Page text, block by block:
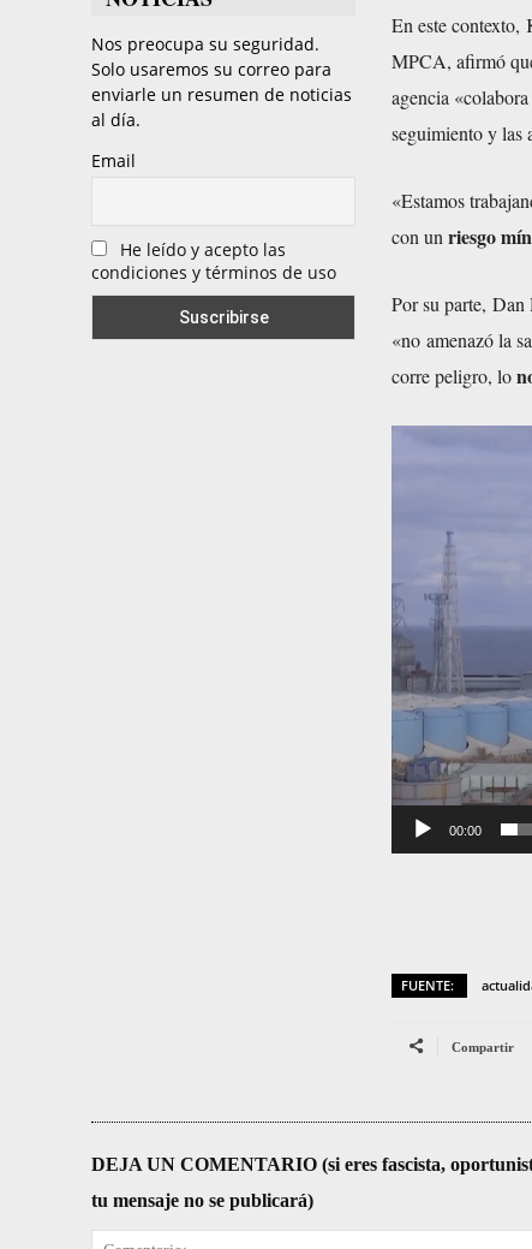
Nos preocupa su seguridad.
Solo usaremos su correo para
enviarle un resumen de noticias
al día.
Email
He leído y acepto las
condiciones y términos de uso
En este contexto,
MPCA, afirmó
agencia
seguimiento y las
«Estamos
con unriesgo
Por su parte,
«no amenazó la
corre peligro, lo
o
d
u
c
o
r
00:00
FUENTE:
Compartir
DEJA UN COMENTARIO (si eres fascista,
tu mensaje no se publicará)